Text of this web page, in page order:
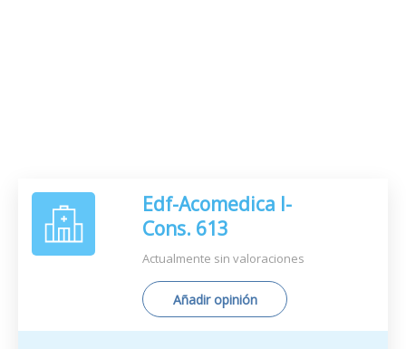
Edf-Acomedica I-
Cons. 613
Actualmente sin valoraciones
Añadir opinión